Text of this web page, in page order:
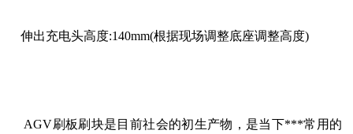
伸出充电头高度:140mm(根据现场调整底座调整高度)
AGV刷板刷块是目前社会的初生产物，是当下***常用的